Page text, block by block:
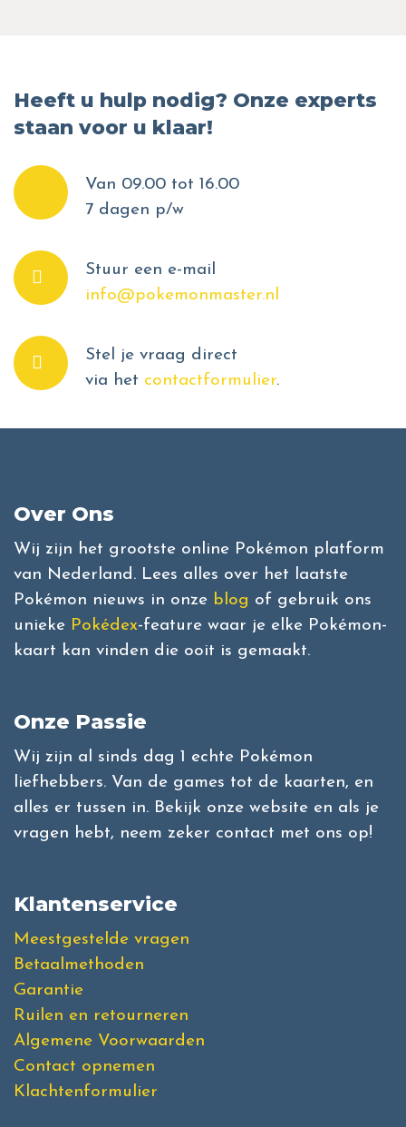
Heeft u hulp nodig? Onze experts
staan voor u klaar!
Van 09.00 tot 16.00
7 dagen p/w
Stuur een e-mail
info@pokemonmaster.nl
Stel je vraag direct
via het contactformulier.
Over Ons
Wij zijn het grootste online Pokémon platform
van Nederland. Lees alles over het laatste
Pokémon nieuws in onze blog of gebruik ons
unieke Pokédex-feature waar je elke Pokémon-
kaart kan vinden die ooit is gemaakt.
Onze Passie
Wij zijn al sinds dag 1 echte Pokémon
liefhebbers. Van de games tot de kaarten, en
alles er tussen in. Bekijk onze website en als je
vragen hebt, neem zeker contact met ons op!
Klantenservice
Meestgestelde vragen
Betaalmethoden
Garantie
Ruilen en retourneren
Algemene Voorwaarden
Contact opnemen
Klachtenformulier